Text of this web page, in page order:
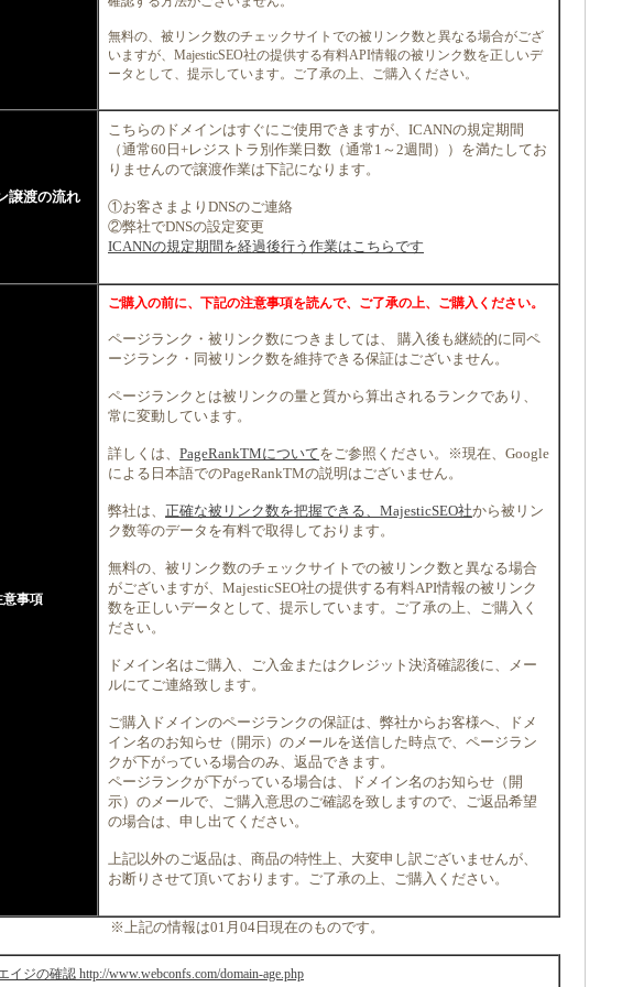
無料の、被リンク数のチェックサイトでの被リンク数と異なる場合がござ
いますが、MajesticSEO社の提供する有料API情報の被リンク数を正しいデ
ータとして、提示しています。ご了承の上、ご購入ください。
譲渡の流れ
こちらのドメインはすぐにご使用できますが、ICANNの規定期間
（通常60日+レジストラ別作業日数（通常1～2週間））を満たしてお
りませんので譲渡作業は下記になります。
①お客さまよりDNSのご連絡
②弊社でDNSの設定変更
ICANNの規定期間を経過後行う作業はこちらです
意事項
ご購入の前に、下記の注意事項を読んで、ご了承の上、ご購入ください。
ページランク・被リンク数につきましては、 購入後も継続的に同ペ
ージランク・同被リンク数を維持できる保証はございません。
ページランクとは被リンクの量と質から算出されるランクであり、
常に変動しています。
詳しくは、 PageRankTMについてをご参照ください。※現在、Google
による日本語でのPageRankTMの説明はございません。
弊社は、 正確な被リンク数を把握できる、MajesticSEO社から被リン
ク数等のデータを有料で取得しております。
無料の、被リンク数のチェックサイトでの被リンク数と異なる場合
がございますが、MajesticSEO社の提供する有料API情報の被リンク
数を正しいデータとして、提示しています。ご了承の上、ご購入く
ださい。
ドメイン名はご購入、ご入金またはクレジット決済確認後に、メー
ルにてご連絡致します。
ご購入ドメインのページランクの保証は、弊社からお客様へ、ドメ
イン名のお知らせ（開示）のメールを送信した時点で、ページラン
クが下がっている場合のみ、返品できます。
ページランクが下がっている場合は、ドメイン名のお知らせ（開
示）のメールで、ご購入意思のご確認を致しますので、ご返品希望
の場合は、申し出てください。
上記以外のご返品は、商品の特性上、大変申し訳ございませんが、
お断りさせて頂いております。ご了承の上、ご購入ください。
※上記の情報は01月04日現在のものです。
イジの確認 http://www.webconfs.com/domain-age.php